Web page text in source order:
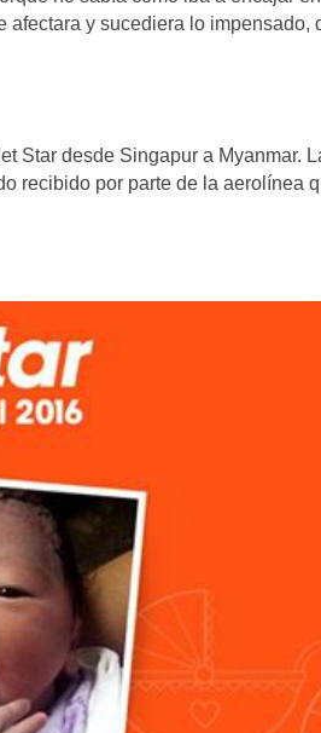
afectara y sucediera lo impensado,
Star desde Singapur a Myanmar.
recibido por parte de la aerolínea